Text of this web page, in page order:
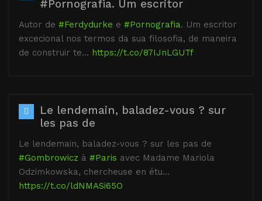
#Pornografia. Um escritor
Autor de #Ferdydurke e #Pornografia. Um escritor
excecional nos termos da sua filosofia, de maneira
de construir te… https://t.co/87IJnLGUTf
Le lendemain, baladez-vous ? sur
les pas de
Le lendemain, baladez-vous ? sur les pas de
#Gombrowicz à #Paris avec Madame Mariola
Odzimkowska, chercheuse en étu…
https://t.co/ldNMASi65O